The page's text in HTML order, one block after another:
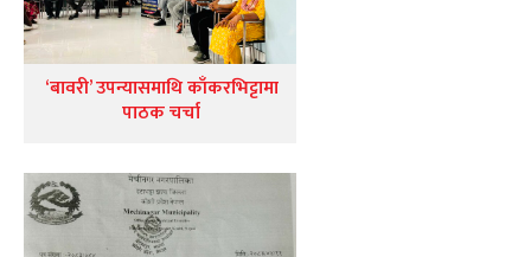
‘बावरी’ उपन्यासमाथि काँकरभिट्टामा
पाठक चर्चा